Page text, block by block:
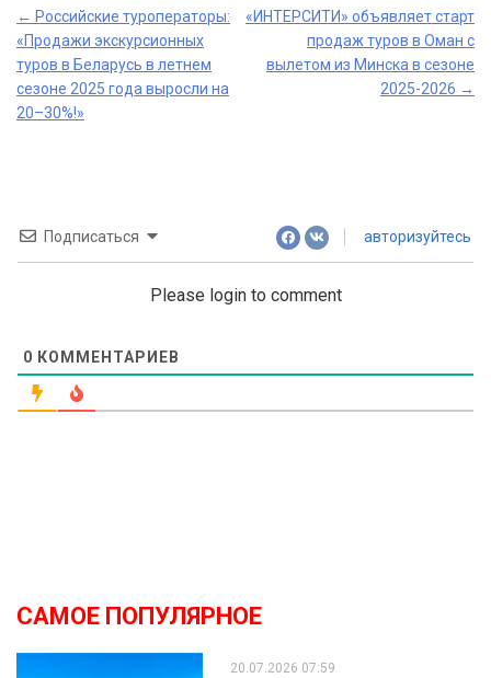
Post
navigation
← Российские туроператоры:
«Продажи экскурсионных
туров в Беларусь в летнем
сезоне 2025 года выросли на
20–30%!»
«ИНТЕРСИТИ» объявляет старт
продаж туров в Оман с
вылетом из Минска в сезоне
2025-2026 →
Подписаться авторизуйтесь
Please login to comment
0 КОММЕНТАРИЕВ
САМОЕ ПОПУЛЯРНОЕ
20.07.2026 07:59